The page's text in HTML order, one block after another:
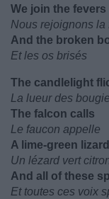
We join the fevers
Nous rejoignons la
And the broken
Et les os brisés
The candlelight
La lueur des
The falcon calls
Le faucon appelle
A lime-green
Un lézard vert
And all of these
Et toutes ces voix